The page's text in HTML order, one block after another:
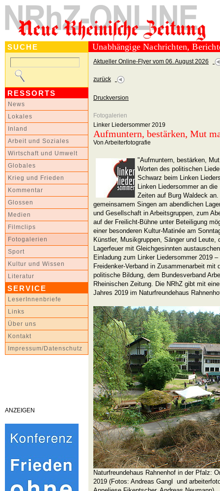
SUCHE
RESSORTS
News
Lokales
Inland
Arbeit und Soziales
Wirtschaft und Umwelt
Globales
Krieg und Frieden
Kommentar
Glossen
Medien
Filmclips
Fotogalerien
Sport
Kultur und Wissen
Literatur
SERVICE
LeserInnenbriefe
Links
Über uns
Kontakt
Impressum/Datenschutz
ANZEIGEN
Unabhängige Nachrichten,
Aktueller Online-Flyer vom 06. August 2026
zurück
Druckversion
Fotogalerien
Linker Liedersommer 2019
Aufmuntern, bestärken, Mut
Von Arbeiterfotografie
"Aufmuntern, bestärken,
Worten des politischen
Schwarz beim Linken
Linken Liedersommer an
Zeiten auf Burg Waldeck
gemeinsamem Singen am abendlichen
und Gesellschaft in Arbeitsgruppen, zum
auf der Freilicht-Bühne unter Beteiligung
einer besonderen Kultur-Matinée am
Künstler, Musikgruppen, Sänger und
Lagerfeuer mit Gleichgesinnten
Einladung zum Linker Liedersommer 2019
Freidenker-Verband in Zusammenarbeit
politische Bildung, dem Bundesverband
Rheinischen Zeitung. Die NRhZ gibt mit
Jahres 2019 im Naturfreundehaus
Naturfreundehaus Rahnenhof in der Pfalz:
2019 (Fotos: Andreas Gangl und